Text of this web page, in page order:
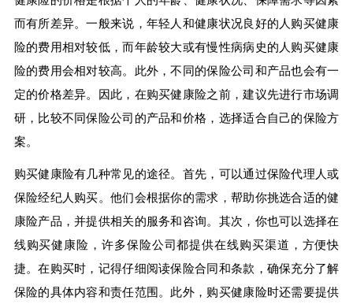
而有所差异。一般来说，年轻人和健康状况良好的人购买健康
险的费用相对较低，而年龄较大或有慢性病病史的人购买健康
险的费用会相对较高。此外，不同的保险公司和产品也会有一
定的价格差异。因此，在购买健康险之前，建议先进行市场调
研，比较不同保险公司的产品和价格，选择适合自己的保险方
案。
购买健康险有几种常见的途径。首先，可以通过保险代理人或
保险经纪人购买。他们会根据你的需求，帮助你挑选合适的健
康险产品，并提供相关的服务和咨询。其次，你也可以选择在
线购买健康险，许多保险公司都提供在线购买渠道，方便快
捷。在购买时，记得仔细阅读保险合同和条款，确保充分了解
保险的具体内容和责任范围。此外，购买健康险时还需要提供